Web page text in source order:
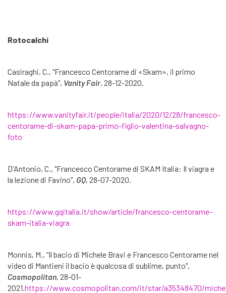
Rotocalchi
Casiraghi, C., "Francesco Centorame di «Skam», il primo
Natale da papà", Vanity Fair, 28-12-2020.
https://www.vanityfair.it/people/italia/2020/12/28/francesco-
centorame-di-skam-papa-primo-figlio-valentina-salvagno-
foto
D'Antonio, C., "Francesco Centorame di SKAM Italia: Il viagra e
la lezione di Favino", GQ, 28-07-2020.
https://www.gqitalia.it/show/article/francesco-centorame-
skam-italia-viagra
Monnis, M., "Il bacio di Michele Bravi e Francesco Centorame nel
video di Mantieni il bacio è qualcosa di sublime, punto",
Cosmopolitan, 28-01-
2021. https://www.cosmopolitan.com/it/star/a35348470/